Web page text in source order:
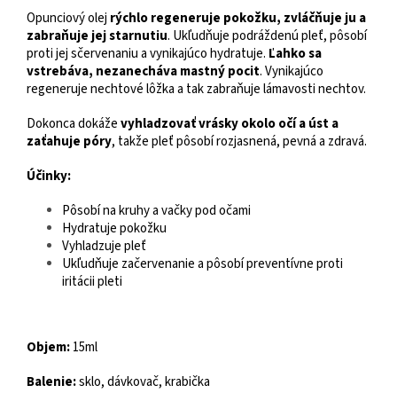
Opunciový olej rýchlo regeneruje pokožku, zvláčňuje ju a
zabraňuje jej starnutiu. Ukľudňuje podráždenú pleť, pôsobí
proti jej sčervenaniu a vynikajúco hydratuje. Ľahko sa
vstrebáva, nezanecháva mastný pocit. Vynikajúco
regeneruje nechtové lôžka a tak zabraňuje lámavosti nechtov.
Dokonca dokáževyhladzovať vrásky okolo očí a úst a
zaťahuje póry, takže pleť pôsobí rozjasnená, pevná a zdravá.
Účinky:
Pôsobí na kruhy a vačky pod očami
Hydratuje pokožku
Vyhladzuje pleť
Ukľudňuje začervenanie a pôsobí preventívne proti
iritácii pleti
Objem:15ml
Balenie:sklo, dávkovač, krabička